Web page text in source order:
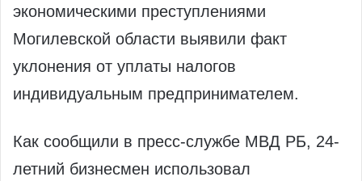
экономическими преступлениями
Могилевской области выявили факт
уклонения от уплаты налогов
индивидуальным предпринимателем.
Как сообщили в пресс-службе МВД РБ, 24-
летний бизнесмен использовал